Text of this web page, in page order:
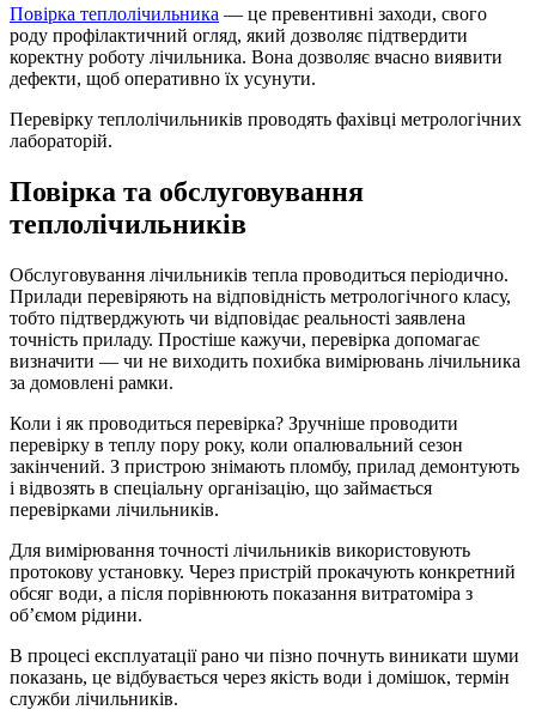
Повірка теплолічильника — це превентивні заходи, свого
роду профілактичний огляд, який дозволяє підтвердити
коректну роботу лічильника. Вона дозволяє вчасно виявити
дефекти, щоб оперативно їх усунути.
Перевірку теплолічильників проводять фахівці метрологічних
лабораторій.
Повірка та обслуговування
теплолічильників
Обслуговування лічильників тепла проводиться періодично.
Прилади перевіряють на відповідність метрологічного класу,
тобто підтверджують чи відповідає реальності заявлена ​​
точність приладу. Простіше кажучи, перевірка допомагає
визначити — чи не виходить похибка вимірювань лічильника
за домовлені рамки.
Коли і як проводиться перевірка? Зручніше проводити
перевірку в теплу пору року, коли опалювальний сезон
закінчений. З пристрою знімають пломбу, прилад демонтують
і відвозять в спеціальну організацію, що займається
перевірками лічильників.
Для вимірювання точності лічильників використовують
протокову установку. Через пристрій прокачують конкретний
обсяг води, а після порівнюють показання витратоміра з
об’ємом рідини.
В процесі експлуатації рано чи пізно почнуть виникати шуми
показань, це відбувається через якість води і домішок, термін
служби лічильників.